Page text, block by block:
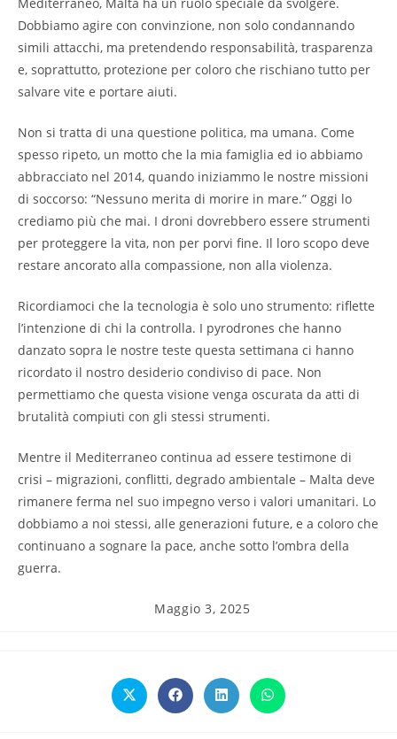
Dobbiamo agire con convinzione, non solo condannando
simili attacchi, ma pretendendo responsabilità, trasparenza
e, soprattutto, protezione per coloro che rischiano tutto per
salvare vite e portare aiuti.
Non si tratta di una questione politica, ma umana. Come
spesso ripeto, un motto che la mia famiglia ed io abbiamo
abbracciato nel 2014, quando iniziammo le nostre missioni
di soccorso: “Nessuno merita di morire in mare.” Oggi lo
crediamo più che mai. I droni dovrebbero essere strumenti
per proteggere la vita, non per porvi fine. Il loro scopo deve
restare ancorato alla compassione, non alla violenza.
Ricordiamoci che la tecnologia è solo uno strumento: riflette
l’intenzione di chi la controlla. I pyrodrones che hanno
danzato sopra le nostre teste questa settimana ci hanno
ricordato il nostro desiderio condiviso di pace. Non
permettiamo che questa visione venga oscurata da atti di
brutalità compiuti con gli stessi strumenti.
Mentre il Mediterraneo continua ad essere testimone di
crisi – migrazioni, conflitti, degrado ambientale – Malta deve
rimanere ferma nel suo impegno verso i valori umanitari. Lo
dobbiamo a noi stessi, alle generazioni future, e a coloro che
continuano a sognare la pace, anche sotto l’ombra della
guerra.
Articolo
pubblicato:
Maggio 3, 2025
Opens
in
Opens
in
Opens
in
Opens
in